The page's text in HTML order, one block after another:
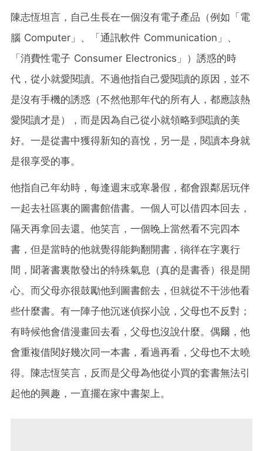
陳志恆坦言，自己生長在一個沒有電子產品（例如「電
腦 Computer」、「通訊軟件 Communication」、
「消費性電子 Consumer Electronics」）誘惑的時
代，從小就愛閱讀。不過他指自己愛閱讀的原因，並不
是沒有手機的誘惑（不然他那年代的所有人，都應該熱
愛閱讀才是），而是因為自己從小就領略到閱讀的美
好。一是從書中獲得新知的喜悅，另一是，閱讀本身就
是很享受的事。
他指自己年幼時，每逢週末或寒暑假，都會跟鄰居玩伴
一起去社區裏的圖書館借書。一個人可以借四本回去，
隔天再拿回去還。他笑言，一個晚上當然看不完四本
書，但是當時的他就覺得能夠翻開書，徜徉在字裏行
間，聞著書裏散發出的特殊氣息（真的是書香）很是開
心。而父母亦很鼓勵他到圖書館去，但就從不干涉他看
些什麼書。有一陣子他沉迷偵探小說，父母也不反對；
有時候他會借漫畫回去看，父母也沒說什麼。偶爾，他
會重複借閱好幾次同一本書，看過再看，父母也不太曉
得。陳志恆笑言，反而是父母為他從小買的套書無法引
起他的興趣，一直擺在家中書架上。